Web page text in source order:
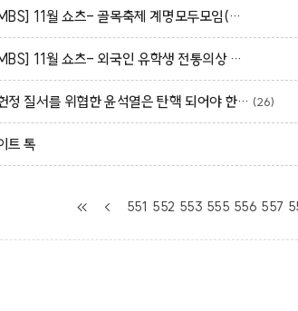
[교육방송국 KMBS] 11월 쇼츠- 골목축제 계명모두모임(계모임)
[교육방송국 KMBS] 11월 쇼츠- 외국인 유학생 전통의상 패션쇼(스케치)
불법 계엄으로 헌정 질서를 위협한 윤석열은 탄핵 되어야 한다. (26)
트 톡
551 552 553 555 556 557